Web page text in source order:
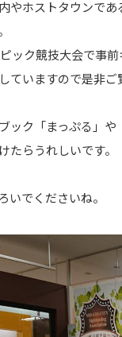
やホストタウンで
ック競技大会で事
ていますので是非ご
ック「まっぷる」
たらうれしいです。
いでくださいね。